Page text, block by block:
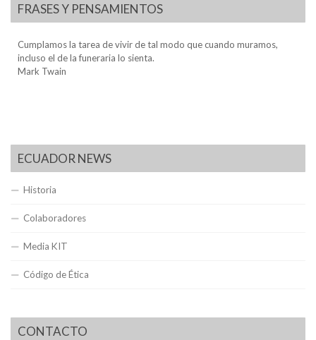
FRASES Y PENSAMIENTOS
Cumplamos la tarea de vivir de tal modo que cuando muramos,
incluso el de la funeraria lo sienta.
Mark Twain
ECUADOR NEWS
Historia
Colaboradores
Media KIT
Código de Ética
CONTACTO